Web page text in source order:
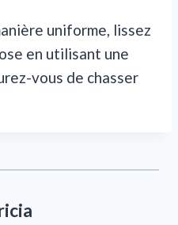
uniforme, lissez
en utilisant une
vous de chasser